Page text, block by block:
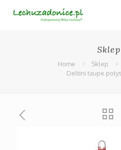
Sklep
Home Sklep
Deltini taupe